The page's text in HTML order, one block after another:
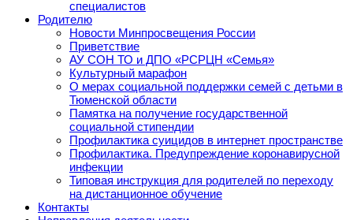
специалистов
Родителю
Новости Минпросвещения России
Приветствие
АУ СОН ТО и ДПО «РСРЦН «Семья»
Культурный марафон
О мерах социальной поддержки семей с детьми в
Тюменской области
Памятка на получение государственной
социальной стипендии
Профилактика суицидов в интернет пространстве
Профилактика. Предупреждение коронавирусной
инфекции
Типовая инструкция для родителей по переходу
на дистанционное обучение
Контакты